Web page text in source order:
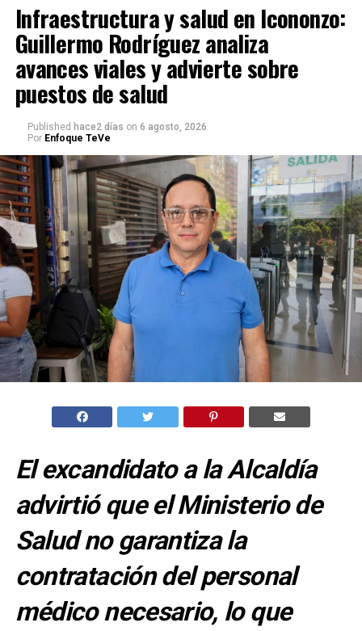
Infraestructura y salud en Icononzo:
Guillermo Rodríguez analiza
avances viales y advierte sobre
puestos de salud
Published hace2 días on 6 agosto, 2026
Por Enfoque TeVe
El excandidato a la Alcaldía
advirtió que el Ministerio de
Salud no garantiza la
contratación del personal
médico necesario, lo que